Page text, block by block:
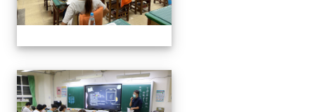
0916班親會